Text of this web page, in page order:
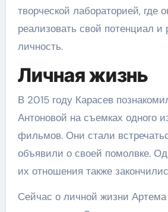
творческой лабораторией, где
реализовать свой потенциал и
личность.
Личная жизнь
В 2015 году Карасев
Антоновой на съемках одного
фильмов. Они стали
объявили о своей помолвке.
их отношения также
Сейчас о личной жизни